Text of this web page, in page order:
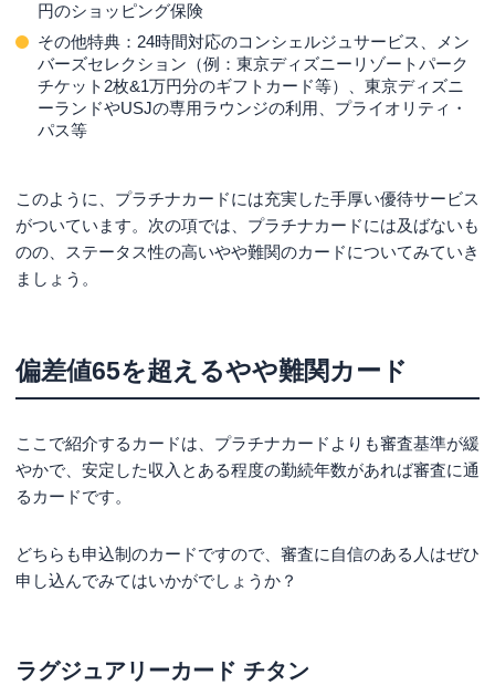
円のショッピング保険
その他特典：24時間対応のコンシェルジュサービス、メン
バーズセレクション（例：東京ディズニーリゾートパーク
チケット2枚&1万円分のギフトカード等）、東京ディズニ
ーランドやUSJの専用ラウンジの利用、プライオリティ・
パス等
このように、プラチナカードには充実した手厚い優待サービス
がついています。次の項では、プラチナカードには及ばないも
のの、ステータス性の高いやや難関のカードについてみていき
ましょう。
偏差値65を超えるやや難関カード
ここで紹介するカードは、プラチナカードよりも審査基準が緩
やかで、安定した収入とある程度の勤続年数があれば審査に通
るカードです。
どちらも申込制のカードですので、審査に自信のある人はぜひ
申し込んでみてはいかがでしょうか？
ラグジュアリーカード チタン